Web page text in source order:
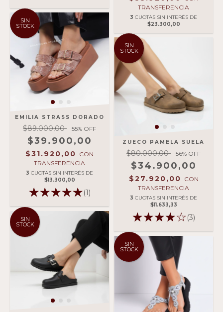
TRANSFERENCIA
3 CUOTAS SIN INTERÉS DE
$23.300,00
SIN
STOCK
EMILIA STRASS DORADO
$89.000,00 55% OFF
$39.900,00
$31.920,00 CON
TRANSFERENCIA
3 CUOTAS SIN INTERÉS DE
$13.300,00
(1)
SIN
STOCK
ZUECO PAMELA SUELA
$80.000,00 56% OFF
$34.900,00
$27.920,00 CON
TRANSFERENCIA
3 CUOTAS SIN INTERÉS DE
$11.633,33
(3)
SIN
STOCK
SIN
STOCK